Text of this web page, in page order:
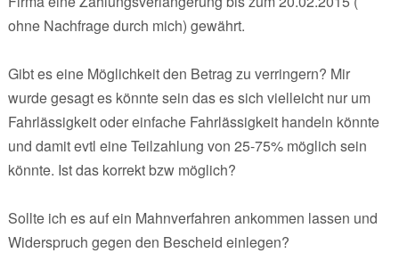
ohne Nachfrage durch mich) gewährt.
Gibt es eine Möglichkeit den Betrag zu verringern? Mir
wurde gesagt es könnte sein das es sich vielleicht nur um
Fahrlässigkeit oder einfache Fahrlässigkeit handeln könnte
und damit evtl eine Teilzahlung von 25-75% möglich sein
könnte. Ist das korrekt bzw möglich?
Sollte ich es auf ein Mahnverfahren ankommen lassen und
Widerspruch gegen den Bescheid einlegen?